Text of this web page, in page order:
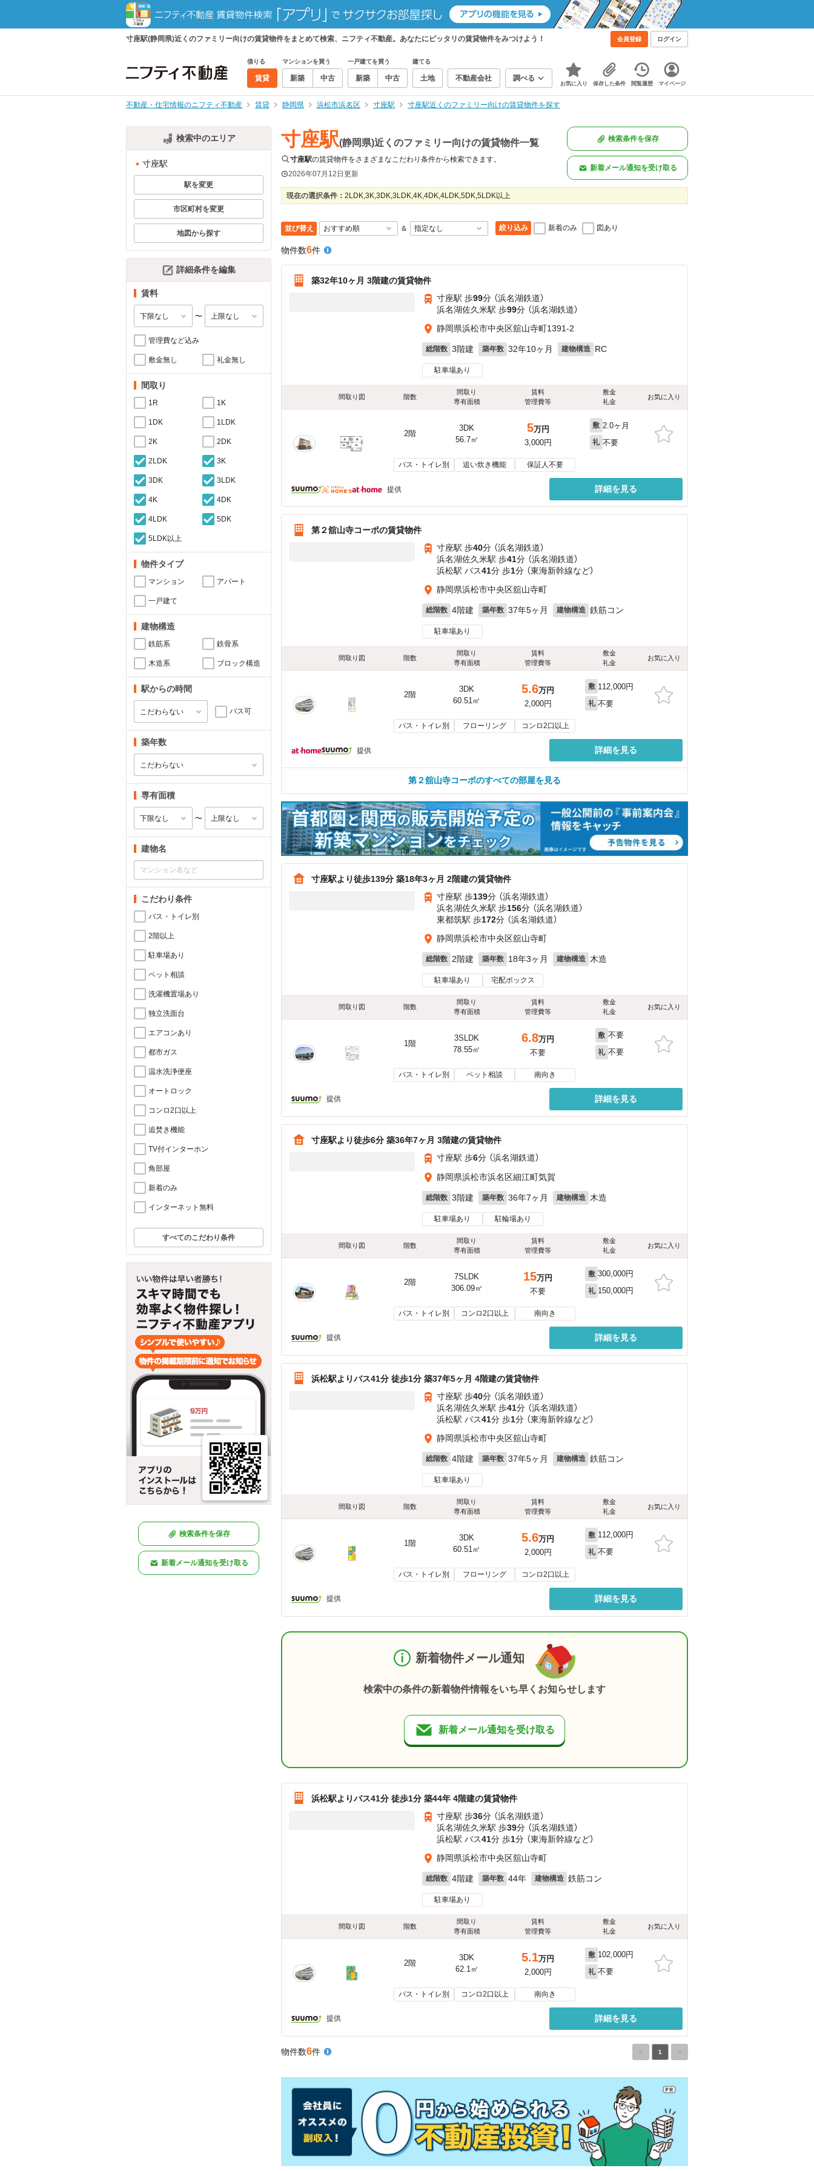
寸座駅(静岡県)近くのファミリー向けの賃貸物件をまとめて検索、ニフティ不動産。あなたにピッタリの賃貸物件をみつけよう！ 会員登録 ログイン
借りる
賃貸
マンションを買う
新築 中古
一戸建てを買う
新築 中古
建てる
土地 不動産会社 調べる
お気に入り 保存した条件 閲覧履歴 マイページ
不動産・住宅情報のニフティ不動産 賃貸 静岡県 浜松市浜名区 寸座駅 寸座駅近くのファミリー向けの賃貸物件を探す
検索中のエリア
寸座駅
駅を変更
市区町村を変更
地図から探す
詳細条件を編集
賃料
〜
管理費など込み
敷金無し 礼金無し
間取り
1R 1K
1DK 1LDK
2K 2DK
2LDK 3K
3DK 3LDK
4K 4DK
4LDK 5DK
5LDK以上
物件タイプ
マンション アパート
一戸建て
建物構造
鉄筋系 鉄骨系
木造系 ブロック構造
駅からの時間
バス可
築年数
専有面積
〜
建物名
こだわり条件
バス・トイレ別
2階以上
駐車場あり
ペット相談
洗濯機置場あり
独立洗面台
エアコンあり
都市ガス
温水洗浄便座
オートロック
コンロ2口以上
追焚き機能
TV付インターホン
角部屋
新着のみ
インターネット無料
すべてのこだわり条件
検索条件を保存
新着メール通知を受け取る
寸座駅(静岡県)近くのファミリー向けの賃貸物件一覧
寸座駅の賃貸物件をさまざまなこだわり条件から検索できます。
2026年07月12日更新
検索条件を保存
新着メール通知を受け取る
現在の選択条件： 2LDK,3K,3DK,3LDK,4K,4DK,4LDK,5DK,5LDK以上
並び替え ＆ 絞り込み 新着のみ 図あり
物件数6件
築32年10ヶ月 3階建の賃貸物件
寸座駅 歩99分 （浜名湖鉄道）
浜名湖佐久米駅 歩99分 （浜名湖鉄道）
静岡県浜松市中央区舘山寺町1391-2
総階数 3階建 築年数 32年10ヶ月 建物構造 RC
駐車場あり
間取り図 階数
間取り
専有面積
賃料
管理費等
敷金
礼金
お気に入り
2階
3DK
56.7㎡
5万円
3,000円
敷 2.0ヶ月
礼 不要
バス・トイレ別 追い炊き機能 保証人不要
提供 詳細を見る
第２舘山寺コーポの賃貸物件
寸座駅 歩40分 （浜名湖鉄道）
浜名湖佐久米駅 歩41分 （浜名湖鉄道）
浜松駅 バス41分 歩1分 （東海新幹線など）
静岡県浜松市中央区舘山寺町
総階数 4階建 築年数 37年5ヶ月 建物構造 鉄筋コン
駐車場あり
間取り図 階数
間取り
専有面積
賃料
管理費等
敷金
礼金
お気に入り
2階
3DK
60.51㎡
5.6万円
2,000円
敷 112,000円
礼 不要
バス・トイレ別 フローリング コンロ2口以上
提供 詳細を見る
第２舘山寺コーポのすべての部屋を見る
寸座駅より徒歩139分 築18年3ヶ月 2階建の賃貸物件
寸座駅 歩139分 （浜名湖鉄道）
浜名湖佐久米駅 歩156分 （浜名湖鉄道）
東都筑駅 歩172分 （浜名湖鉄道）
静岡県浜松市中央区舘山寺町
総階数 2階建 築年数 18年3ヶ月 建物構造 木造
駐車場あり 宅配ボックス
間取り図 階数
間取り
専有面積
賃料
管理費等
敷金
礼金
お気に入り
1階
3SLDK
78.55㎡
6.8万円
不要
敷 不要
礼 不要
バス・トイレ別 ペット相談 南向き
提供 詳細を見る
寸座駅より徒歩6分 築36年7ヶ月 3階建の賃貸物件
寸座駅 歩6分 （浜名湖鉄道）
静岡県浜松市浜名区細江町気賀
総階数 3階建 築年数 36年7ヶ月 建物構造 木造
駐車場あり 駐輪場あり
間取り図 階数
間取り
専有面積
賃料
管理費等
敷金
礼金
お気に入り
2階
7SLDK
306.09㎡
15万円
不要
敷 300,000円
礼 150,000円
バス・トイレ別 コンロ2口以上 南向き
提供 詳細を見る
浜松駅よりバス41分 徒歩1分 築37年5ヶ月 4階建の賃貸物件
寸座駅 歩40分 （浜名湖鉄道）
浜名湖佐久米駅 歩41分 （浜名湖鉄道）
浜松駅 バス41分 歩1分 （東海新幹線など）
静岡県浜松市中央区舘山寺町
総階数 4階建 築年数 37年5ヶ月 建物構造 鉄筋コン
駐車場あり
間取り図 階数
間取り
専有面積
賃料
管理費等
敷金
礼金
お気に入り
1階
3DK
60.51㎡
5.6万円
2,000円
敷 112,000円
礼 不要
バス・トイレ別 フローリング コンロ2口以上
提供 詳細を見る
新着物件メール通知
検索中の条件の新着物件情報をいち早くお知らせします
新着メール通知を受け取る
浜松駅よりバス41分 徒歩1分 築44年 4階建の賃貸物件
寸座駅 歩36分 （浜名湖鉄道）
浜名湖佐久米駅 歩39分 （浜名湖鉄道）
浜松駅 バス41分 歩1分 （東海新幹線など）
静岡県浜松市中央区舘山寺町
総階数 4階建 築年数 44年 建物構造 鉄筋コン
駐車場あり
間取り図 階数
間取り
専有面積
賃料
管理費等
敷金
礼金
お気に入り
2階
3DK
62.1㎡
5.1万円
2,000円
敷 102,000円
礼 不要
バス・トイレ別 コンロ2口以上 南向き
提供 詳細を見る
物件数6件 < 1 >